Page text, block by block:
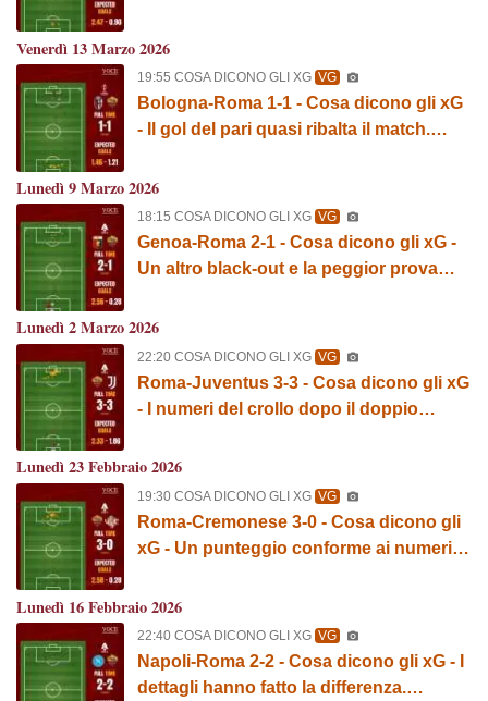
Venerdì 13 Marzo 2026
19:55 COSA DICONO GLI XG VG
Bologna-Roma 1-1 - Cosa dicono gli xG
- Il gol del pari quasi ribalta il match.
Lunedì 9 Marzo 2026
18:15 COSA DICONO GLI XG VG
Genoa-Roma 2-1 - Cosa dicono gli xG -
Un altro black-out e la peggior prova
Lunedì 2 Marzo 2026
22:20 COSA DICONO GLI XG VG
Roma-Juventus 3-3 - Cosa dicono gli xG
- I numeri del crollo dopo il doppio
Lunedì 23 Febbraio 2026
19:30 COSA DICONO GLI XG VG
Roma-Cremonese 3-0 - Cosa dicono gli
xG - Un punteggio conforme ai numeri.
GRAFICA!
Lunedì 16 Febbraio 2026
22:40 COSA DICONO GLI XG VG
Napoli-Roma 2-2 - Cosa dicono gli xG - I
dettagli hanno fatto la differenza.